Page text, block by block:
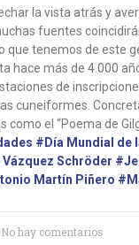
la vista atrás y
fuentes
que tenemos de este
hace más de 4.000
de
cuneiformes.
como el “Poema de
#Día Mundial de
Vázquez Schröder
Martín Piñero
No hay comentarios